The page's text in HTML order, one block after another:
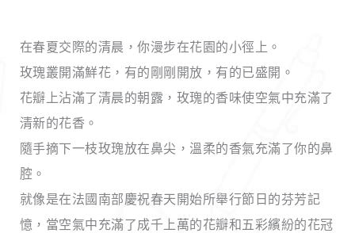
在春夏交際的清晨，你漫步在花園的小徑上。
玫瑰叢開滿鮮花，有的剛剛開放，有的已盛開。
花瓣上沾滿了清晨的朝露，玫瑰的香味使空氣中充滿了
清新的花香。
隨手摘下一枝玫瑰放在鼻尖，溫柔的香氣充滿了你的鼻
腔。
就像是在法國南部慶祝春天開始所舉行節日的芬芳記
憶，當空氣中充滿了成千上萬的花瓣和五彩繽紛的花冠